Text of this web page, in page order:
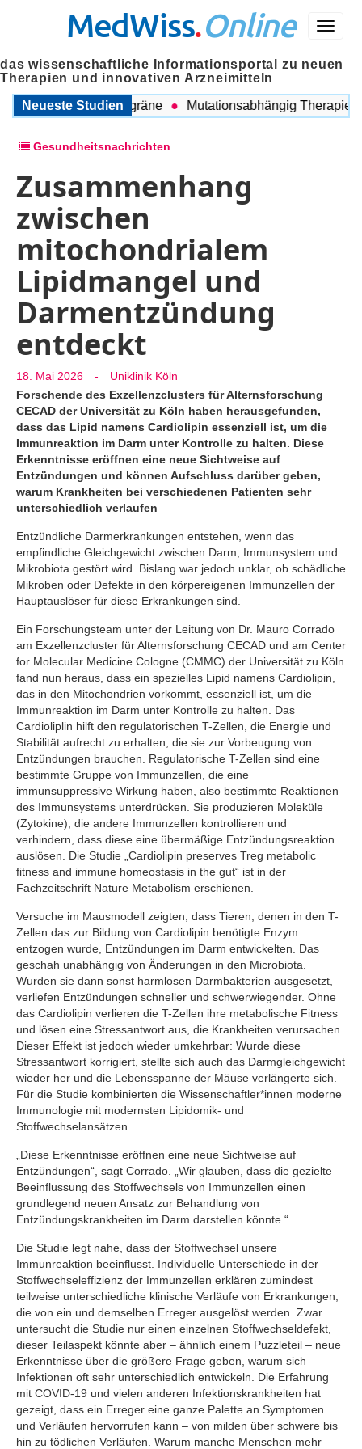
Menü
MedWiss.Online
das wissenschaftliche Informationsportal zu neuen
Therapien und innovativen Arzneimitteln
Neueste Studien
COPD und Migräne Mutationsabhängig Therapie
Gesundheitsnachrichten
Zusammenhang
zwischen
mitochondrialem
Lipidmangel und
Darmentzündung
entdeckt
18. Mai 2026 -
Uniklinik Köln
Forschende des Exzellenzclusters für Alternsforschung
CECAD der Universität zu Köln haben herausgefunden,
dass das Lipid namens Cardiolipin essenziell ist, um die
Immunreaktion im Darm unter Kontrolle zu halten. Diese
Erkenntnisse eröffnen eine neue Sichtweise auf
Entzündungen und können Aufschluss darüber geben,
warum Krankheiten bei verschiedenen Patienten sehr
unterschiedlich verlaufen
Entzündliche Darmerkrankungen entstehen, wenn das
empfindliche Gleichgewicht zwischen Darm, Immunsystem und
Mikrobiota gestört wird. Bislang war jedoch unklar, ob schädliche
Mikroben oder Defekte in den körpereigenen Immunzellen der
Hauptauslöser für diese Erkrankungen sind.
Ein Forschungsteam unter der Leitung von Dr. Mauro Corrado
am Exzellenzcluster für Alternsforschung CECAD und am Center
for Molecular Medicine Cologne (CMMC) der Universität zu Köln
fand nun heraus, dass ein spezielles Lipid namens Cardiolipin,
das in den Mitochondrien vorkommt, essenziell ist, um die
Immunreaktion im Darm unter Kontrolle zu halten. Das
Cardioliplin hilft den regulatorischen T-Zellen, die Energie und
Stabilität aufrecht zu erhalten, die sie zur Vorbeugung von
Entzündungen brauchen. Regulatorische T-Zellen sind eine
bestimmte Gruppe von Immunzellen, die eine
immunsuppressive Wirkung haben, also bestimmte Reaktionen
des Immunsystems unterdrücken. Sie produzieren Moleküle
(Zytokine), die andere Immunzellen kontrollieren und
verhindern, dass diese eine übermäßige Entzündungsreaktion
auslösen. Die Studie „Cardiolipin preserves Treg metabolic
fitness and immune homeostasis in the gut“ ist in der
Fachzeitschrift Nature Metabolism erschienen.
Versuche im Mausmodell zeigten, dass Tieren, denen in den T-
Zellen das zur Bildung von Cardiolipin benötigte Enzym
entzogen wurde, Entzündungen im Darm entwickelten. Das
geschah unabhängig von Änderungen in den Microbiota.
Wurden sie dann sonst harmlosen Darmbakterien ausgesetzt,
verliefen Entzündungen schneller und schwerwiegender. Ohne
das Cardiolipin verlieren die T-Zellen ihre metabolische Fitness
und lösen eine Stressantwort aus, die Krankheiten verursachen.
Dieser Effekt ist jedoch wieder umkehrbar: Wurde diese
Stressantwort korrigiert, stellte sich auch das Darmgleichgewicht
wieder her und die Lebensspanne der Mäuse verlängerte sich.
Für die Studie kombinierten die Wissenschaftler*innen moderne
Immunologie mit modernsten Lipidomik- und
Stoffwechselansätzen.
„Diese Erkenntnisse eröffnen eine neue Sichtweise auf
Entzündungen“, sagt Corrado. „Wir glauben, dass die gezielte
Beeinflussung des Stoffwechsels von Immunzellen einen
grundlegend neuen Ansatz zur Behandlung von
Entzündungskrankheiten im Darm darstellen könnte.“
Die Studie legt nahe, dass der Stoffwechsel unsere
Immunreaktion beeinflusst. Individuelle Unterschiede in der
Stoffwechseleffizienz der Immunzellen erklären zumindest
teilweise unterschiedliche klinische Verläufe von Erkrankungen,
die von ein und demselben Erreger ausgelöst werden. Zwar
untersucht die Studie nur einen einzelnen Stoffwechseldefekt,
dieser Teilaspekt könnte aber – ähnlich einem Puzzleteil – neue
Erkenntnisse über die größere Frage geben, warum sich
Infektionen oft sehr unterschiedlich entwickeln. Die Erfahrung
mit COVID-19 und vielen anderen Infektionskrankheiten hat
gezeigt, dass ein Erreger eine ganze Palette an Symptomen
und Verläufen hervorrufen kann – von milden über schwere bis
hin zu tödlichen Verläufen. Warum manche Menschen mehr